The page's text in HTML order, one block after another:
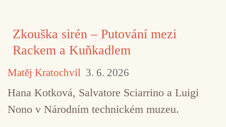
Zkouška sirén – Putování mezi
Rackem a Kuňkadlem
Matěj Kratochvíl 3. 6. 2026
Hana Kotková, Salvatore Sciarrino a Luigi
Nono v Národním technickém muzeu.